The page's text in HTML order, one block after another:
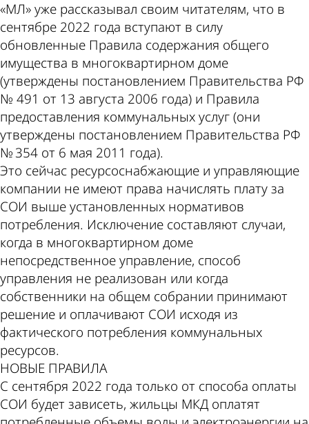
«МЛ» уже рассказывал своим читателям, что в
сентябре 2022 года вступают в силу
обновленные Правила содержания общего
имущества в многоквартирном доме
(утверждены постановлением Правительства РФ
№ 491 от 13 августа 2006 года) и Правила
предоставления коммунальных услуг (они
утверждены постановлением Правительства РФ
№ 354 от 6 мая 2011 года).
Это сейчас ресурсоснабжающие и управляющие
компании не имеют права начислять плату за
СОИ выше установленных нормативов
потребления. Исключение составляют случаи,
когда в многоквартирном доме
непосредственное управление, способ
управления не реализован или когда
собственники на общем собрании принимают
решение и оплачивают СОИ исходя из
фактического потребления коммунальных
ресурсов.
НОВЫЕ ПРАВИЛА
С сентября 2022 года только от способа оплаты
СОИ будет зависеть, жильцы МКД оплатят